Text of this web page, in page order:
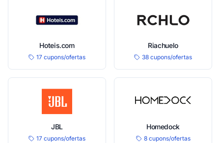
Hoteis.com
17 cupons/ofertas
Riachuelo
38 cupons/ofertas
JBL
17 cupons/ofertas
Homedock
8 cupons/ofertas